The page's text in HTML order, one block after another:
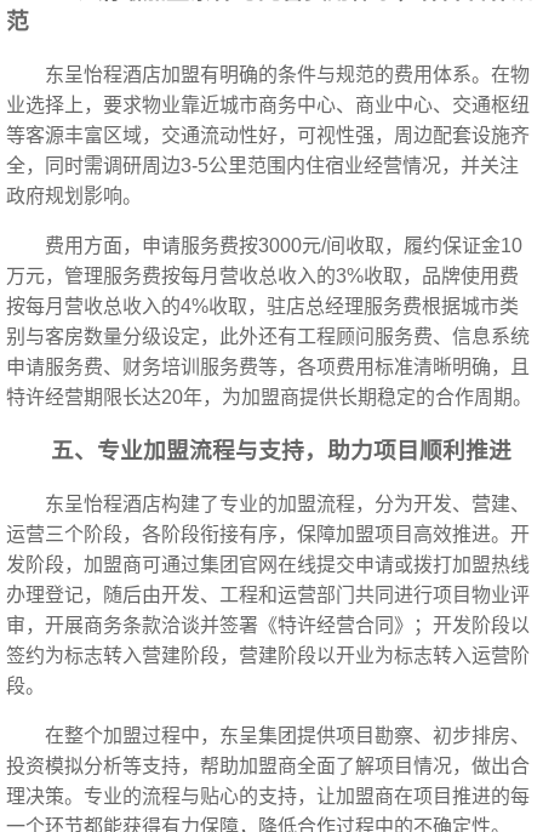
范
东呈怡程酒店加盟有明确的条件与规范的费用体系。在物
业选择上，要求物业靠近城市商务中心、商业中心、交通枢纽
等客源丰富区域，交通流动性好，可视性强，周边配套设施齐
全，同时需调研周边3-5公里范围内住宿业经营情况，并关注
政府规划影响。
费用方面，申请服务费按3000元/间收取，履约保证金10
万元，管理服务费按每月营收总收入的3%收取，品牌使用费
按每月营收总收入的4%收取，驻店总经理服务费根据城市类
别与客房数量分级设定，此外还有工程顾问服务费、信息系统
申请服务费、财务培训服务费等，各项费用标准清晰明确，且
特许经营期限长达20年，为加盟商提供长期稳定的合作周期。
五、专业加盟流程与支持，助力项目顺利推进
东呈怡程酒店构建了专业的加盟流程，分为开发、营建、
运营三个阶段，各阶段衔接有序，保障加盟项目高效推进。开
发阶段，加盟商可通过集团官网在线提交申请或拨打加盟热线
办理登记，随后由开发、工程和运营部门共同进行项目物业评
审，开展商务条款洽谈并签署《特许经营合同》；开发阶段以
签约为标志转入营建阶段，营建阶段以开业为标志转入运营阶
段。
在整个加盟过程中，东呈集团提供项目勘察、初步排房、
投资模拟分析等支持，帮助加盟商全面了解项目情况，做出合
理决策。专业的流程与贴心的支持，让加盟商在项目推进的每
一个环节都能获得有力保障，降低合作过程中的不确定性。